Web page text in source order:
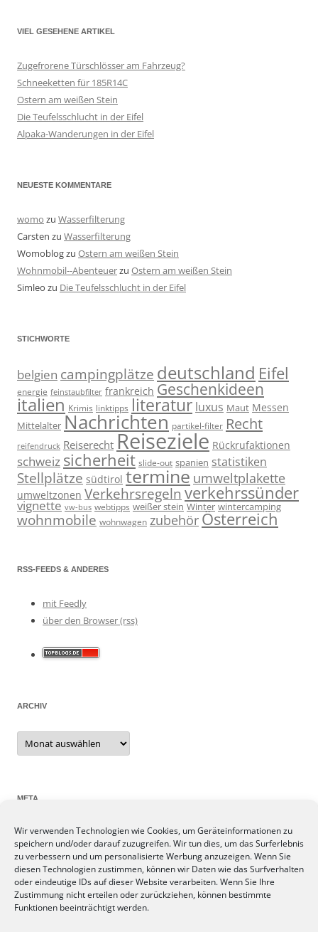
Wir verwenden Technologien wie Cookies, um Geräteinformationen zu
speichern und/oder darauf zuzugreifen. Wir tun dies, um das Surferlebnis
zu verbessern und um personalisierte Werbung anzuzeigen. Wenn Sie
diesen Technologien zustimmen, können wir Daten wie das Surfverhalten
oder eindeutige IDs auf dieser Website verarbeiten. Wenn Sie Ihre
Zustimmung nicht erteilen oder zurückziehen, können bestimmte
Funktionen beeinträchtigt werden.
VIEL GESEHENE ARTIKEL
Zugefrorene Türschlösser am Fahrzeug?
Schneeketten für 185R14C
Ostern am weißen Stein
Die Teufelsschlucht in der Eifel
Alpaka-Wanderungen in der Eifel
NEUESTE KOMMENTARE
womo zu Wasserfilterung
Carsten zu Wasserfilterung
Womoblogzu Ostern am weißen Stein
Wohnmobil--Abenteuerzu Ostern am weißen Stein
Simleo zu Die Teufelsschlucht in der Eifel
STICHWORTE
belgien campingplätze deutschland Eifel
energie feinstaubfilter frankreich Geschenkideen
italien Krimis linktipps literatur luxus Maut Messen
Mittelalter Nachrichten partikel-filter Recht
reifendruck Reiserecht Reiseziele Rückrufaktionen
schweiz sicherheit slide-out spanien statistiken
Stellplätze südtirol termine umweltplakette
umweltzonen Verkehrsregeln verkehrssünder
vignette vw-bus webtipps weißer stein Winter wintercamping
wohnmobile wohnwagen zubehör Österreich
RSS-FEEDS & ANDERES
mit Feedly
über den Browser (rss)
ARCHIV
Archiv
META
Anmelden
Eintrags-Feed
Kommentar-Feed
WordPress.org